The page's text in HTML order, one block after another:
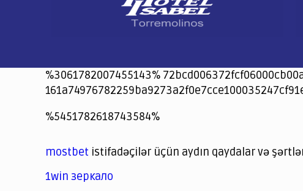
%3061782007455143%
jeetcity
1xbet
jeet city casino
%5451782618743584%
spintiger
Avabet
Spinrise
Crown Green
Crowngreen casino login
슈가 러쉬1000 슬롯
crazy time casino online
1xcasinozambia.com
codingworldnews.com
parimatch.kr
winorio
winorio casino
winorio
mostbet istifadəçilər üçün aydın qaydalar və
1win зеркало